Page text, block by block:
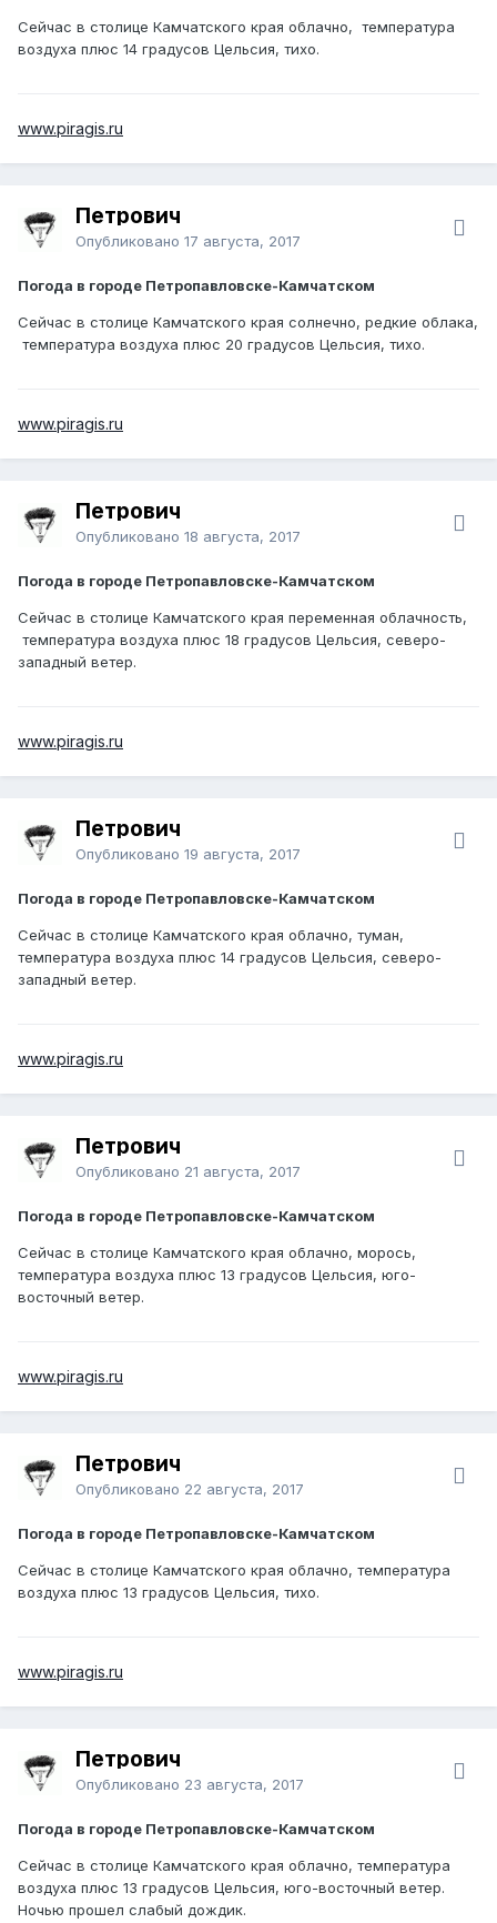
Сейчас в столице Камчатского края облачно, температура
воздуха плюс 14 градусов Цельсия, тихо.
www.piragis.ru
Петрович
Опубликовано 17 августа, 2017
Погода в городе Петропавловске-Камчатском
Сейчас в столице Камчатского края солнечно, редкие облака,
температура воздуха плюс 20 градусов Цельсия, тихо.
www.piragis.ru
Петрович
Опубликовано 18 августа, 2017
Погода в городе Петропавловске-Камчатском
Сейчас в столице Камчатского края переменная облачность,
температура воздуха плюс 18 градусов Цельсия, северо-
западный ветер.
www.piragis.ru
Петрович
Опубликовано 19 августа, 2017
Погода в городе Петропавловске-Камчатском
Сейчас в столице Камчатского края облачно, туман,
температура воздуха плюс 14 градусов Цельсия, северо-
западный ветер.
www.piragis.ru
Петрович
Опубликовано 21 августа, 2017
Погода в городе Петропавловске-Камчатском
Сейчас в столице Камчатского края облачно, морось,
температура воздуха плюс 13 градусов Цельсия, юго-
восточный ветер.
www.piragis.ru
Петрович
Опубликовано 22 августа, 2017
Погода в городе Петропавловске-Камчатском
Сейчас в столице Камчатского края облачно, температура
воздуха плюс 13 градусов Цельсия, тихо.
www.piragis.ru
Петрович
Опубликовано 23 августа, 2017
Погода в городе Петропавловске-Камчатском
Сейчас в столице Камчатского края облачно, температура
воздуха плюс 13 градусов Цельсия, юго-восточный ветер.
Ночью прошел слабый дождик.